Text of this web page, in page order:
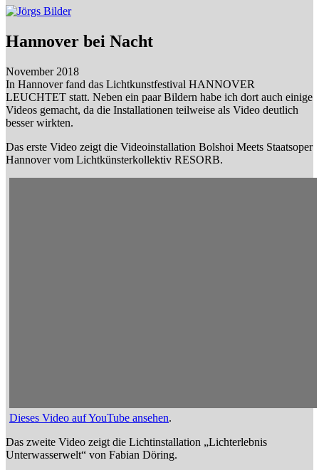
Hannover bei Nacht
November 2018
In Hannover fand das Lichtkunstfestival HANNOVER
LEUCHTET statt. Neben ein paar Bildern habe ich dort auch einige
Videos gemacht, da die Installationen teilweise als Video deutlich
besser wirkten.
Das erste Video zeigt die Videoinstallation Bolshoi Meets Staatsoper
Hannover vom Lichtkünsterkollektiv RESORB.
Dieses Video auf YouTube ansehen.
Das zweite Video zeigt die Lichtinstallation „Lichterlebnis
Unterwasserwelt“ von Fabian Döring.